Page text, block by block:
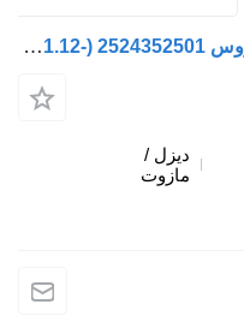
جهاز التدفئة Mercedes-Benz أكتروس mp4 2551 (01.12-) 2524352501 لـ السيارات القاطرة Mercedes-Benz Actros MP4 Antos Arocs (2012-)